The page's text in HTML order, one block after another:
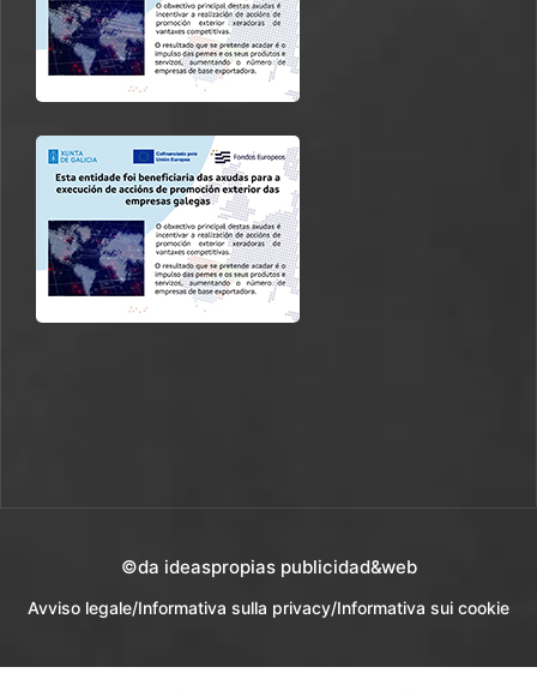
©da ideaspropias publicidad&web
Avviso legale/Informativa sulla privacy/Informativa sui cookie